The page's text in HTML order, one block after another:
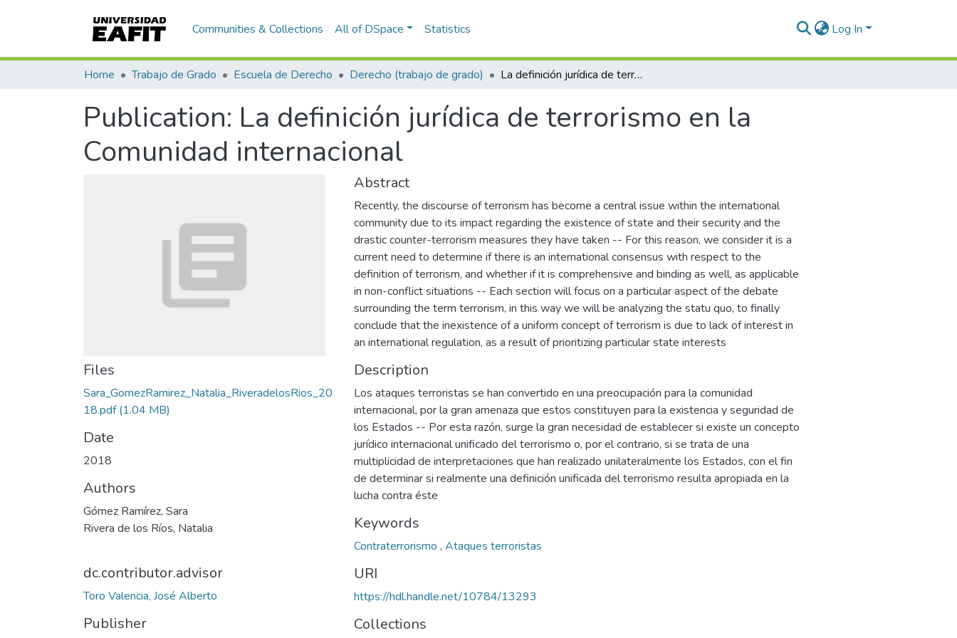
Communities & Collections All of DSpace Statistics Log In
Home Trabajo de Grado Escuela de Derecho Derecho (trabajo de grado) La definición jurídica de terrorismo en la Comunidad internacional
Publication: La definición jurídica de terrorismo en la
Comunidad internacional
Files
Sara_GomezRamirez_Natalia_RiveradelosRios_20
18.pdf(1.04 MB)
Date
2018
Authors
Gómez Ramírez, Sara
Rivera de los Ríos, Natalia
dc.contributor.advisor
Toro Valencia, José Alberto
Publisher
Abstract
Recently, the discourse of terrorism has become a central issue within the international
community due to its impact regarding the existence of state and their security and the
drastic counter-terrorism measures they have taken -- For this reason, we consider it is a
current need to determine if there is an international consensus with respect to the
definition of terrorism, and whether if it is comprehensive and binding as well, as applicable
in non-conflict situations -- Each section will focus on a particular aspect of the debate
surrounding the term terrorism, in this way we will be analyzing the statu quo, to finally
conclude that the inexistence of a uniform concept of terrorism is due to lack of interest in
an international regulation, as a result of prioritizing particular state interests
Description
Los ataques terroristas se han convertido en una preocupación para la comunidad
internacional, por la gran amenaza que estos constituyen para la existencia y seguridad de
los Estados -- Por esta razón, surge la gran necesidad de establecer si existe un concepto
jurídico internacional unificado del terrorismo o, por el contrario, si se trata de una
multiplicidad de interpretaciones que han realizado unilateralmente los Estados, con el fin
de determinar si realmente una definición unificada del terrorismo resulta apropiada en la
lucha contra éste
Keywords
Contraterrorismo , Ataques terroristas
URI
https://hdl.handle.net/10784/13293
Collections